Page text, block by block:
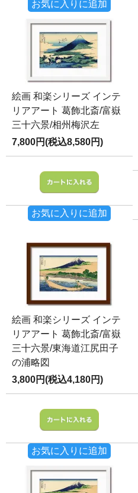
お気に入りに追加
絵画 和楽シリーズ インテ
リアアート 葛飾北斎/富嶽
三十六景/相州梅沢左
7,800円(税込8,580円)
お気に入りに追加
絵画 和楽シリーズ インテ
リアアート 葛飾北斎/富嶽
三十六景/東海道江尻田子
の浦略図
3,800円(税込4,180円)
お気に入りに追加